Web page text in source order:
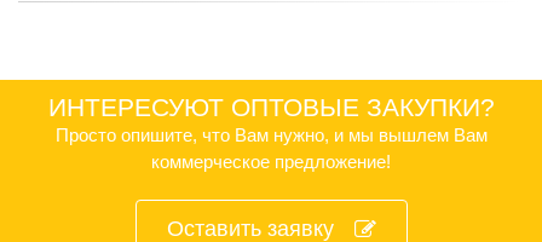
ИНТЕРЕСУЮТ ОПТОВЫЕ ЗАКУПКИ?
Просто опишите, что Вам нужно, и мы вышлем Вам
коммерческое предложение!
Оставить заявку